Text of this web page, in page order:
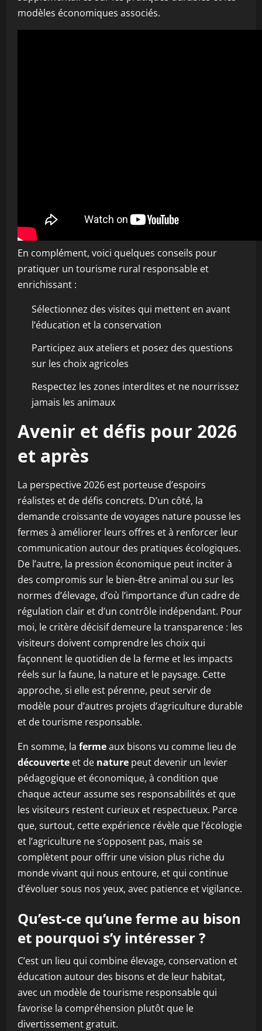
modèles économiques associés.
En complément, voici quelques conseils pour
pratiquer un tourisme rural responsable et
enrichissant :
Sélectionnez des visites qui mettent en avant
l’éducation et la conservation
Participez aux ateliers et posez des questions
sur les choix agricoles
Respectez les zones interdites et ne nourrissez
jamais les animaux
Avenir et défis pour 2026
et après
La perspective 2026 est porteuse d’espoirs
réalistes et de défis concrets. D’un côté, la
demande croissante de voyages nature pousse les
fermes à améliorer leurs offres et à renforcer leur
communication autour des pratiques écologiques.
De l’autre, la pression économique peut inciter à
des compromis sur le bien-être animal ou sur les
normes d’élevage, d’où l’importance d’un cadre de
régulation clair et d’un contrôle indépendant. Pour
moi, le critère décisif demeure la transparence : les
visiteurs doivent comprendre les choix qui
façonnent le quotidien de la ferme et les impacts
réels sur la faune, la nature et le paysage. Cette
approche, si elle est pérenne, peut servir de
modèle pour d’autres projets d’agriculture durable
et de tourisme responsable.
En somme, la fermeaux bisons vu comme lieu de
découverte et de nature peut devenir un levier
pédagogique et économique, à condition que
chaque acteur assume ses responsabilités et que
les visiteurs restent curieux et respectueux. Parce
que, surtout, cette expérience révèle que l’écologie
et l’agriculture ne s’opposent pas, mais se
complètent pour offrir une vision plus riche du
monde vivant qui nous entoure, et qui continue
d’évoluer sous nos yeux, avec patience et vigilance.
Qu’est-ce qu’une ferme au bison
et pourquoi s’y intéresser ?
C’est un lieu qui combine élevage, conservation et
éducation autour des bisons et de leur habitat,
avec un modèle de tourisme responsable qui
favorise la compréhension plutôt que le
divertissement gratuit.